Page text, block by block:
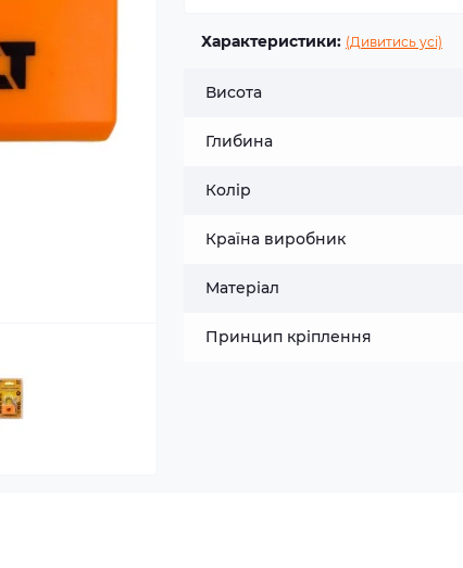
Характеристики: (Дивитись усі)
Висота
Глибина
Колір
Країна виробник
Матеріал
Принцип кріплення